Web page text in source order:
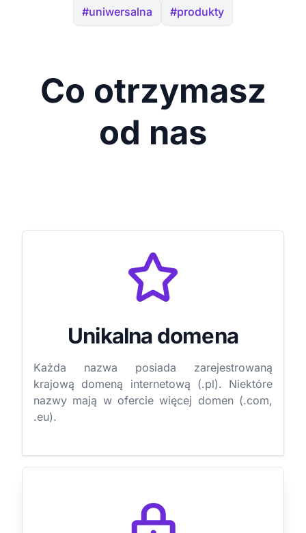
#uniwersalna #produkty
Co otrzymasz
od nas
Unikalna domena
Każda nazwa posiada zarejestrowaną
krajową domeną internetową (.pl). Niektóre
nazwy mają w ofercie więcej domen (.com,
.eu).